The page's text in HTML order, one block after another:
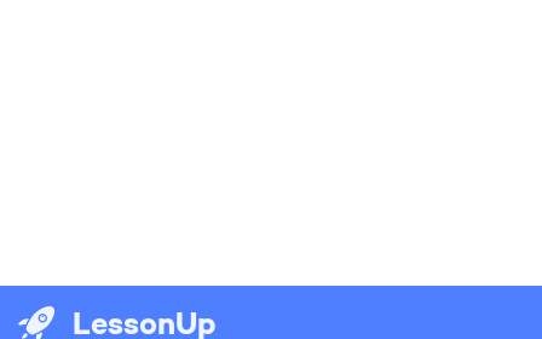
LessonUp